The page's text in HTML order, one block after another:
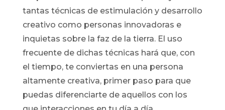
tantas técnicas de estimulación y desarrollo
creativo como personas innovadoras e
inquietas sobre la faz de la tierra. El uso
frecuente de dichas técnicas hará que, con
el tiempo, te conviertas en una persona
altamente creativa, primer paso para que
puedas diferenciarte de aquellos con los